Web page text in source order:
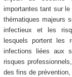
importantes tant sur
thématiques majeurs
infectieux et les
lesquels portent les
infections liées aux
risques
des fins de